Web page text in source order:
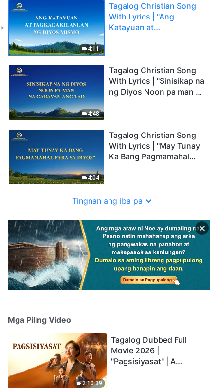
4:11
Tagalog Christian Song
With Lyrics | "Ang
Katayuan at
4:48
Tagalog Christian Song
With Lyrics | "Sinisikap na
ng Diyos Noon pa man na
4:04
Tagalog Christian Song
With Lyrics | "May Tunay
Ka Bang Pagmamahal
Tingnan ang iba pa
Mga Piling Video
2:10:39
Tagalog Dubbed Full
Movie 2026 |
"Pagsisiyasat" | A